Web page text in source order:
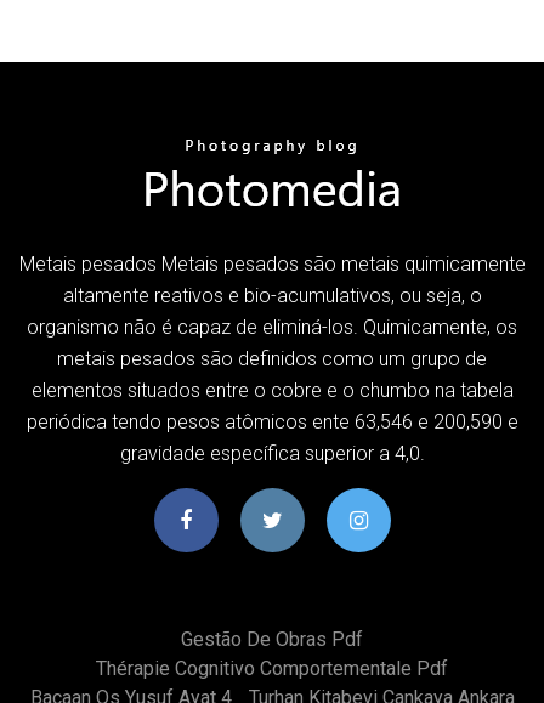
Metais pesados Metais pesados são metais quimicamente
altamente reativos e bio-acumulativos, ou seja, o
organismo não é capaz de eliminá-los. Quimicamente, os
metais pesados são definidos como um grupo de
elementos situados entre o cobre e o chumbo na tabela
periódica tendo pesos atômicos ente 63,546 e 200,590 e
gravidade específica superior a 4,0.
Gestão De Obras Pdf
Thérapie Cognitivo Comportementale Pdf
Bacaan Qs Yusuf Ayat 4
Turhan Kitabevi Çankaya Ankara